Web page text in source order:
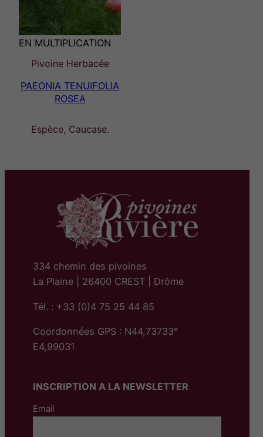
EN MULTIPLICATION
Pivoine Herbacée
PAEONIA TENUIFOLIA
ROSEA
Espèce, Caucase.
334 chemin des pivoines
La Plaine | 26400 CREST | Drôme
Tél. : +33 (0)4 75 25 44 85
Coordonnées GPS : N44,73733°
E4,99031
INSCRIPTION A LA NEWSLETTER
Email